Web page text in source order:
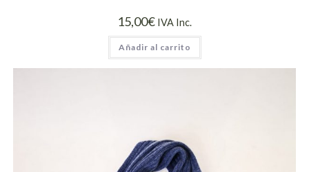
15,00€ IVA Inc.
Añadir al carrito